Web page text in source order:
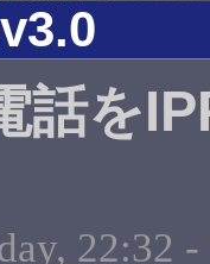
話を
22:32 -